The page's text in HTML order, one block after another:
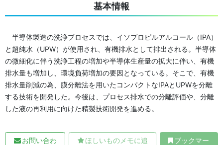
基本情報
半導体製造の洗浄プロセスでは、イソプロピルアルコール（IPA）
と超純水（UPW）が使用され、有機排水として排出される。半導体
の微細化に伴う洗浄工程の増加や半導体生産量の拡大に伴い、有機
排水量も増加し、環境負荷増加の要因となっている。そこで、有機
排水量削減の為、膜分離法を用いたコンパクトなIPAとUPWを分離
する技術を開発した。今後は、プロセス排水での分離評価や、分離
した液の再利用に向けた精製技術開発を進める。
お問い合わ
ほしいものメモに追
ブックマー